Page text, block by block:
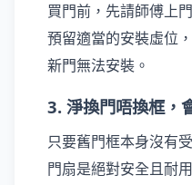
買門前，先請師傅上
預留適當的安裝虛位
新門無法安裝。
3. 淨換門唔換框，
只要舊門框本身沒有
門扇是絕對安全且耐